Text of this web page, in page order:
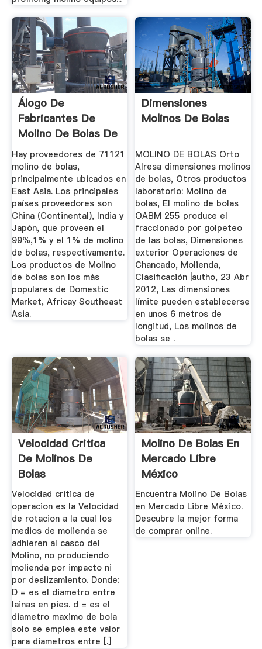
Álogo De
Fabricantes De
Molino De Bolas De
Alta Calidad ...
Hay proveedores de 71121
molino de bolas,
principalmente ubicados en
East Asia. Los principales
países proveedores son
China (Continental), India y
Japón, que proveen el
99%,1% y el 1% de molino
de bolas, respectivamente.
Los productos de Molino
de bolas son los más
populares de Domestic
Market, Africay Southeast
Asia.
Dimensiones
Molinos De Bolas
MOLINO DE BOLAS Orto
Alresa dimensiones molinos
de bolas, Otros productos
laboratorio: Molino de
bolas, El molino de bolas
OABM 255 produce el
fraccionado por golpeteo
de las bolas, Dimensiones
exterior Operaciones de
Chancado, Molienda,
Clasificación |autho, 23 Abr
2012, Las dimensiones
límite pueden establecerse
en unos 6 metros de
longitud, Los molinos de
bolas se .
Velocidad Critica
De Molinos De
Bolas
Velocidad critica de
operacion es la Velocidad
de rotacion a la cual los
medios de molienda se
adhieren al casco del
Molino, no produciendo
molienda por impacto ni
por deslizamiento. Donde:
D = es el diametro entre
lainas en pies. d = es el
diametro maximo de bola
solo se emplea este valor
para diametros entre [.]
Molino De Bolas En
Mercado Libre
México
Encuentra Molino De Bolas
en Mercado Libre México.
Descubre la mejor forma
de comprar online.